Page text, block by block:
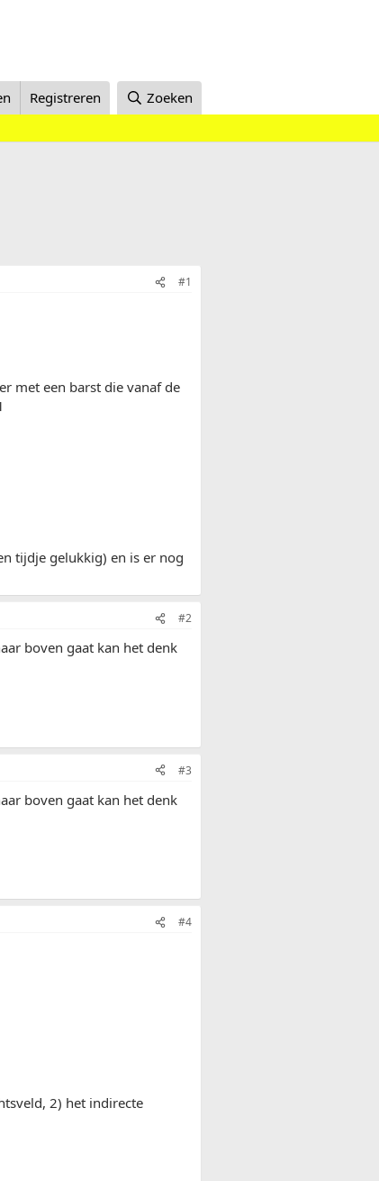
Registreren Zoeken
#1
met een barst die vanaf de
tijdje gelukkig) en is er nog
#2
boven gaat kan het denk
#3
boven gaat kan het denk
#4
2) het indirecte